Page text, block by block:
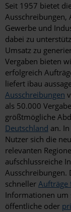
Seit 1957 bietet
Gewerbe und
dabei zu
Umsatz zu
Vergaben bieten
erfolgreich
liefert ibau
Ausschreibungen
als 50.000
größtmögliche
Deutschland an.
Nutzer sich die
relevanten
aufschlussreiche
Ausschreibungen.
schneller Aufträge
Informationen um
öffentliche oder